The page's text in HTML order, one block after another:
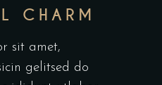
CHARM
sit amet,
gelitsed do